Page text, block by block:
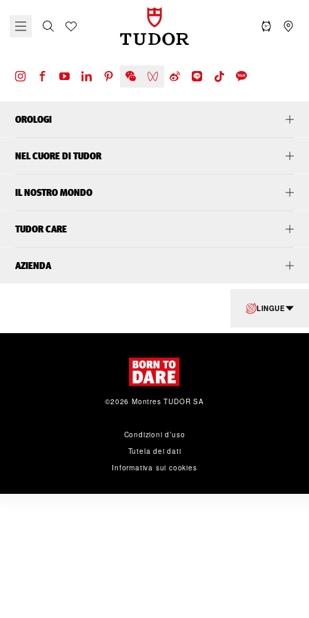
OROLOGI
NEL CUORE DI TUDOR
IL NOSTRO MONDO
TUDOR CARE
AZIENDA
LINGUE
Condizioni d’uso
Tutela dei dati
Informativa sui cookies
©2026 Montres TUDOR SA